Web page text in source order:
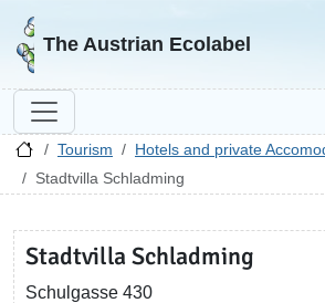
Go to homepage
The Austrian Ecolabel
Tourism
Hotels and private
Stadtvilla Schladming
Stadtvilla Schladming
Schulgasse 430